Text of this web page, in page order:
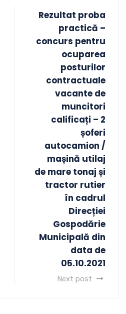
Rezultat proba
practică –
concurs pentru
ocuparea
posturilor
contractuale
vacante de
muncitori
calificați – 2
șoferi
autocamion /
mașină utilaj
de mare tonaj și
tractor rutier
în cadrul
Direcției
Gospodărie
Municipală din
data de
05.10.2021
Next post